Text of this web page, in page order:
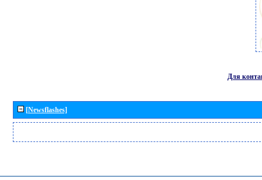
Для
[Newsflashes]